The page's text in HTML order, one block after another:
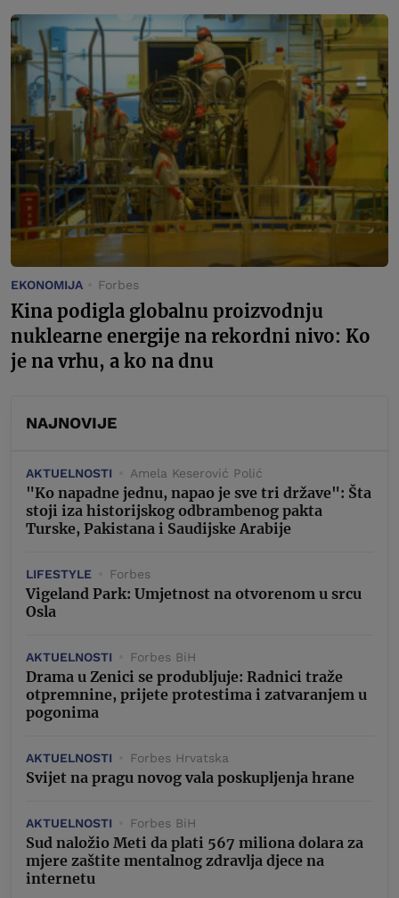
EKONOMIJA Forbes
Kina podigla globalnu proizvodnju
nuklearne energije na rekordni nivo: Ko
je na vrhu, a ko na dnu
NAJNOVIJE
AKTUELNOSTI Amela Keserović Polić
"Ko napadne jednu, napao je sve tri države": Šta
stoji iza historijskog odbrambenog pakta
Turske, Pakistana i Saudijske Arabije
LIFESTYLE Forbes
Vigeland Park: Umjetnost na otvorenom u srcu
Osla
AKTUELNOSTI Forbes BiH
Drama u Zenici se produbljuje: Radnici traže
otpremnine, prijete protestima i zatvaranjem u
pogonima
AKTUELNOSTI Forbes Hrvatska
Svijet na pragu novog vala poskupljenja hrane
AKTUELNOSTI Forbes BiH
Sud naložio Meti da plati 567 miliona dolara za
mjere zaštite mentalnog zdravlja djece na
internetu